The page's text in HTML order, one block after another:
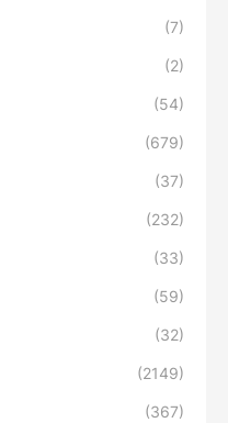
(7)
(2)
(54)
(679)
(37)
(232)
(33)
(59)
(32)
(2149)
(367)